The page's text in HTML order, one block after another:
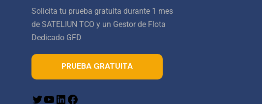
Solicita tu prueba gratuita durante 1 mes
de SATELIUN TCO y un Gestor de Flota
Dedicado GFD
PRUEBA GRATUITA